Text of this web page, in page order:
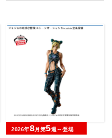
2026年8月第5週～登場